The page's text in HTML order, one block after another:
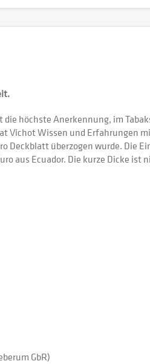
höchste Anerkennung, im
Vichot Wissen und Erfahrungen
überzogen wurde. Die
aus Ecuador. Die kurze Dicke
GbR)